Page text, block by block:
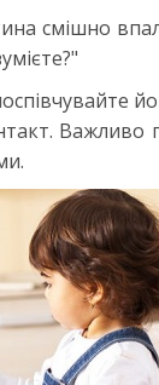
смішно
Важливо